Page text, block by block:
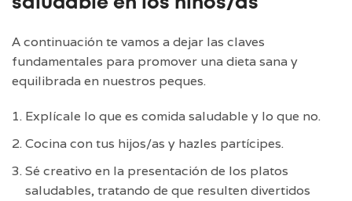
saludable en los niños/as
A continuación te vamos a dejar las claves
fundamentales para promover una dieta sana y
equilibrada en nuestros peques.
Explícale lo que es comida saludable y lo que no.
Cocina con tus hijos/as y hazles partícipes.
Sé creativo en la presentación de los platos
saludables, tratando de que resulten divertidos